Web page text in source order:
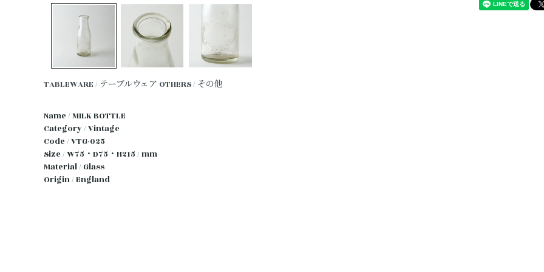
TABLEWARE / テーブルウェア OTHERS / その他
Name / MILK BOTTLE
Category / Vintage
Code / VTG-025
Size / W75・D75・H215 / mm
Material / Glass
Origin / England